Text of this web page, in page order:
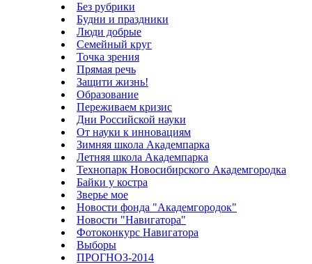
Без рубрики
Будни и праздники
Люди добрые
Семейный круг
Точка зрения
Прямая речь
Защити жизнь!
Образование
Переживаем кризис
Дни Российской науки
От науки к инновациям
Зимняя школа Академпарка
Летняя школа Академпарка
Технопарк Новосибирского Академгородка
Байки у костра
Зверье мое
Новости фонда "Академгородок"
Новости "Навигатора"
Фотоконкурс Навигатора
Выборы
ПРОГНОЗ-2014